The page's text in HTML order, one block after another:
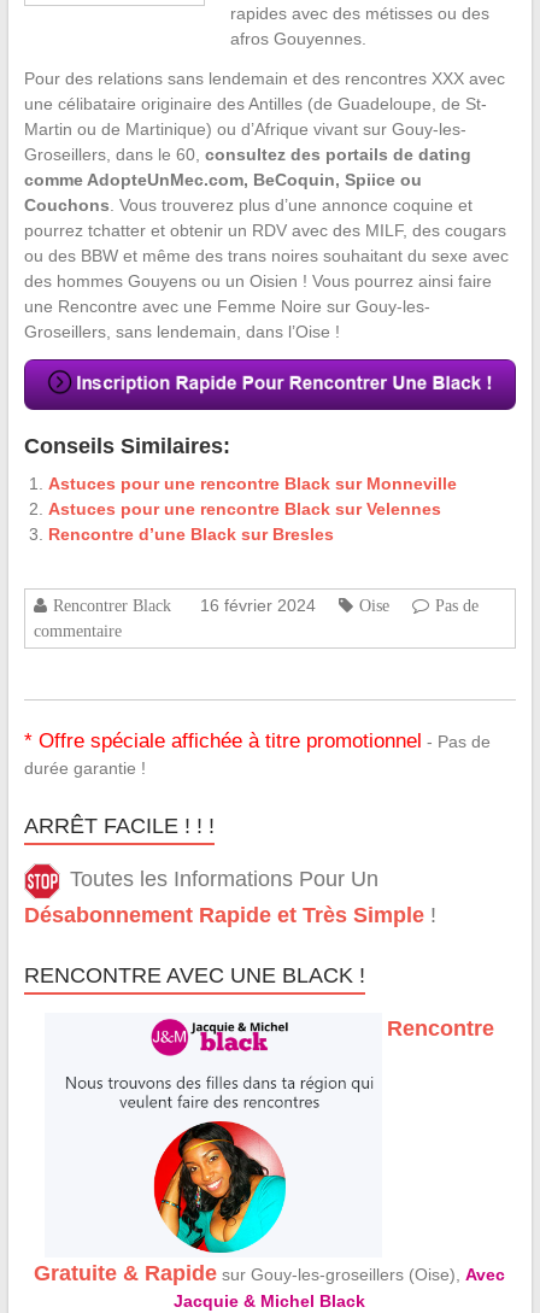
rapides avec des métisses ou des
afros Gouyennes.
Pour des relations sans lendemain et des rencontres XXX avec
une célibataire originaire des Antilles (de Guadeloupe, de St-
Martin ou de Martinique) ou d’Afrique vivant sur Gouy-les-
Groseillers, dans le 60, consultez des portails de dating
comme AdopteUnMec.com, BeCoquin, Spiice ou
Couchons. Vous trouverez plus d’une annonce coquine et
pourrez tchatter et obtenir un RDV avec des MILF, des cougars
ou des BBW et même des trans noires souhaitant du sexe avec
des hommes Gouyens ou un Oisien ! Vous pourrez ainsi faire
une Rencontre avec une Femme Noire sur Gouy-les-
Groseillers, sans lendemain, dans l’Oise !
Conseils Similaires:
Astuces pour une rencontre Black sur Monneville
Astuces pour une rencontre Black sur Velennes
Rencontre d’une Black sur Bresles
Rencontrer Black 16 février 2024 Oise
Pas de
commentaire
* Offre spéciale affichée à titre promotionnel - Pas de
durée garantie !
ARRÊT FACILE ! ! !
Toutes les Informations Pour Un
Désabonnement Rapide et Très Simple!
RENCONTRE AVEC UNE BLACK !
Rencontre
Gratuite & Rapide sur Gouy-les-groseillers (Oise),Avec
Jacquie & Michel Black